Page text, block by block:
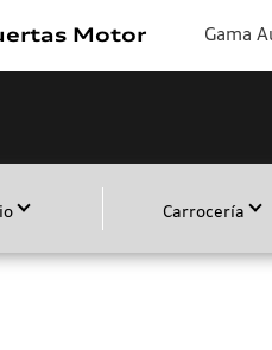
Motor Gama
Carrocería